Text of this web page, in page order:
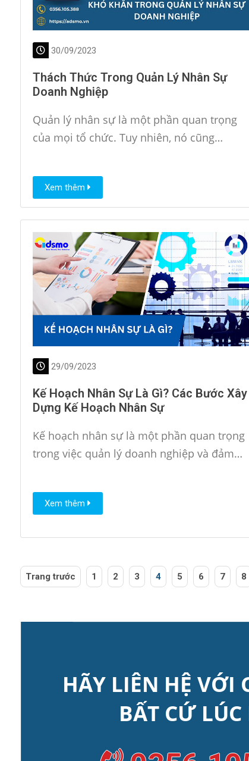
30/09/2023
Thách Thức Trong Quản Lý Nhân Sự
Doanh Nghiệp
Quản lý nhân sự là một phần quan trọng
của mọi tổ chức. Tuy nhiên, nó cũng…
Xem thêm
29/09/2023
Kế Hoạch Nhân Sự Là Gì? Các Bước Xây
Dựng Kế Hoạch Nhân Sự
Kế hoạch nhân sự là một phần quan trọng
trong việc quản lý doanh nghiệp và đảm…
Xem thêm
Trang trước 1 2 3 4 5 6 7 8
HÃY LIÊN HỆ VỚI
BẤT CỨ